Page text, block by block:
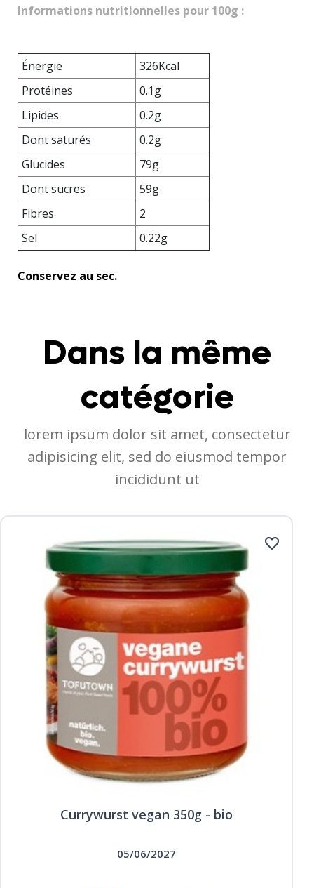
Informations nutritionnelles pour 100g :
Énergie
326Kcal
Protéines
0.1g
Lipides
0.2g
Dont saturés
0.2g
Glucides
79g
Dont sucres
59g
Fibres
2
Sel
0.22g
Conservez au sec.
Dans la même
catégorie
lorem ipsum dolor sit amet, consectetur
adipisicing elit, sed do eiusmod tempor
incididunt ut
Currywurst vegan 350g - bio
05/06/2027
favorite_border